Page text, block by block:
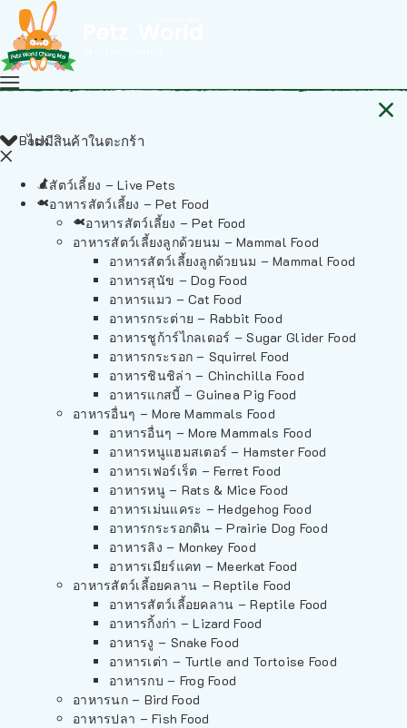
ไม่มีสินค้าในตะกร้า
Back
สัตว์เลี้ยง – Live Pets
อาหารสัตว์เลี้ยง – Pet Food
อาหารสัตว์เลี้ยง – Pet Food
อาหารสัตว์เลี้ยงลูกด้วยนม – Mammal Food
อาหารสัตว์เลี้ยงลูกด้วยนม – Mammal Food
อาหารสุนัข – Dog Food
อาหารแมว – Cat Food
อาหารกระต่าย – Rabbit Food
อาหารชูก้าร์ไกลเดอร์ – Sugar Glider Food
อาหารกระรอก – Squirrel Food
อาหารชินชิล่า – Chinchilla Food
อาหารแกสบี้ – Guinea Pig Food
อาหารอื่นๆ – More Mammals Food
อาหารอื่นๆ – More Mammals Food
อาหารหนูแฮมสเตอร์ – Hamster Food
อาหารเฟอร์เร็ต – Ferret Food
อาหารหนู – Rats & Mice Food
อาหารเม่นแคระ – Hedgehog Food
อาหารกระรอกดิน – Prairie Dog Food
อาหารลิง – Monkey Food
อาหารเมียร์แคท – Meerkat Food
อาหารสัตว์เลี้อยคลาน – Reptile Food
อาหารสัตว์เลี้อยคลาน – Reptile Food
อาหารกิ้งก่า – Lizard Food
อาหารงู – Snake Food
อาหารเต่า – Turtle and Tortoise Food
อาหารกบ – Frog Food
อาหารนก – Bird Food
อาหารปลา – Fish Food